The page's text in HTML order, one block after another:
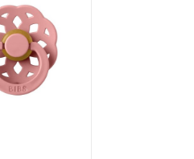
rubberlatex.
natuurlijk materiaal is, kunnen er